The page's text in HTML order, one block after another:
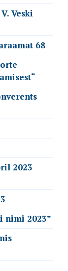
Veski
68
2023
nimi 2023”